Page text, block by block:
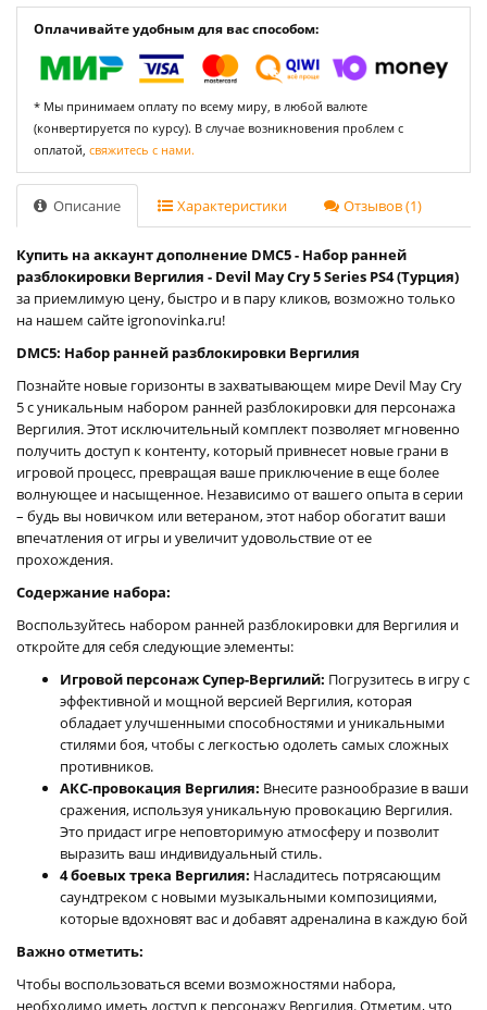
Оплачивайте удобным для вас способом:
* Мы принимаем оплату по всему миру, в любой валюте
(конвертируется по курсу). В случае возникновения проблем с
оплатой, свяжитесь с нами.
Описание Характеристики Отзывов (1)
Купить на аккаунт дополнение DMC5 - Набор ранней
разблокировки Вергилия - Devil May Cry 5 Series PS4 (Турция)
за приемлимую цену, быстро и в пару кликов, возможно только
на нашем сайте igronovinka.ru!
DMC5: Набор ранней разблокировки Вергилия
Познайте новые горизонты в захватывающем мире Devil May Cry
5 с уникальным набором ранней разблокировки для персонажа
Вергилия. Этот исключительный комплект позволяет мгновенно
получить доступ к контенту, который привнесет новые грани в
игровой процесс, превращая ваше приключение в еще более
волнующее и насыщенное. Независимо от вашего опыта в серии
– будь вы новичком или ветераном, этот набор обогатит ваши
впечатления от игры и увеличит удовольствие от ее
прохождения.
Содержание набора:
Воспользуйтесь набором ранней разблокировки для Вергилия и
откройте для себя следующие элементы:
Игровой персонаж Супер-Вергилий: Погрузитесь в игру с
эффективной и мощной версией Вергилия, которая
обладает улучшенными способностями и уникальными
стилями боя, чтобы с легкостью одолеть самых сложных
противников.
АКС-провокация Вергилия: Внесите разнообразие в ваши
сражения, используя уникальную провокацию Вергилия.
Это придаст игре неповторимую атмосферу и позволит
выразить ваш индивидуальный стиль.
4 боевых трека Вергилия: Насладитесь потрясающим
саундтреком с новыми музыкальными композициями,
которые вдохновят вас и добавят адреналина в каждую бой
Важно отметить:
Чтобы воспользоваться всеми возможностями набора,
необходимо иметь доступ к персонажу Вергилия. Отметим, что